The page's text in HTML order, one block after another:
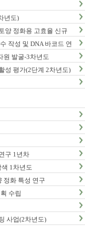
년도)
양 정화용 고효율 신규
작성 및 DNA 바코드 연
원 발굴-3차년도
성 평가(2단계 2차년도)
구 1년차
1차년도
정화 특성 연구
수립
사업(2차년도)